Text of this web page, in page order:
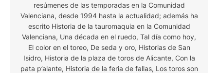
resúmenes de las temporadas en la Comunidad
Valenciana, desde 1994 hasta la actualidad; además ha
escrito Historia de la tauromaquia en la Comunidad
Valenciana, Una década en el ruedo, Tal día como hoy,
El color en el toreo, De seda y oro, Historias de San
Isidro, Historia de la plaza de toros de Alicante, Con la
pata p’alante, Historia de la feria de fallas, Los toros son